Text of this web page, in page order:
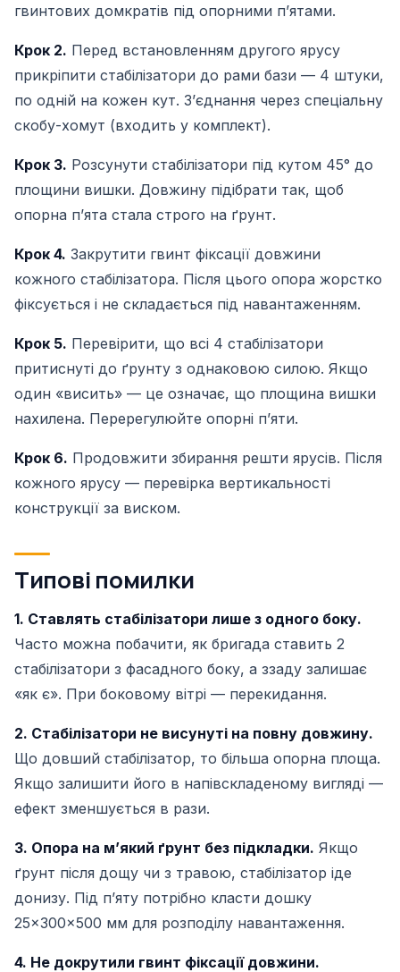
гвинтових домкратів під опорними пʼятами.
Крок 2. Перед встановленням другого ярусу
прикріпити стабілізатори до рами бази — 4 штуки,
по одній на кожен кут. Зʼєднання через спеціальну
скобу-хомут (входить у комплект).
Крок 3. Розсунути стабілізатори під кутом 45° до
площини вишки. Довжину підібрати так, щоб
опорна пʼята стала строго на ґрунт.
Крок 4. Закрутити гвинт фіксації довжини
кожного стабілізатора. Після цього опора жорстко
фіксується і не складається під навантаженням.
Крок 5. Перевірити, що всі 4 стабілізатори
притиснуті до ґрунту з однаковою силою. Якщо
один «висить» — це означає, що площина вишки
нахилена. Перерегулюйте опорні пʼяти.
Крок 6. Продовжити збирання решти ярусів. Після
кожного ярусу — перевірка вертикальності
конструкції за виском.
Типові помилки
1. Ставлять стабілізатори лише з одного боку.
Часто можна побачити, як бригада ставить 2
стабілізатори з фасадного боку, а ззаду залишає
«як є». При боковому вітрі — перекидання.
2. Стабілізатори не висунуті на повну довжину.
Що довший стабілізатор, то більша опорна площа.
Якщо залишити його в напівскладеному вигляді —
ефект зменшується в рази.
3. Опора на мʼякий ґрунт без підкладки. Якщо
ґрунт після дощу чи з травою, стабілізатор іде
донизу. Під пʼяту потрібно класти дошку
25×300×500 мм для розподілу навантаження.
4. Не докрутили гвинт фіксації довжини.